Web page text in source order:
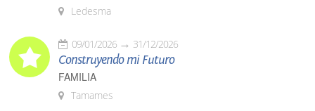
Ledesma
09/01/2026 31/12/2026
Construyendo mi Futuro
FAMILIA
Tamames